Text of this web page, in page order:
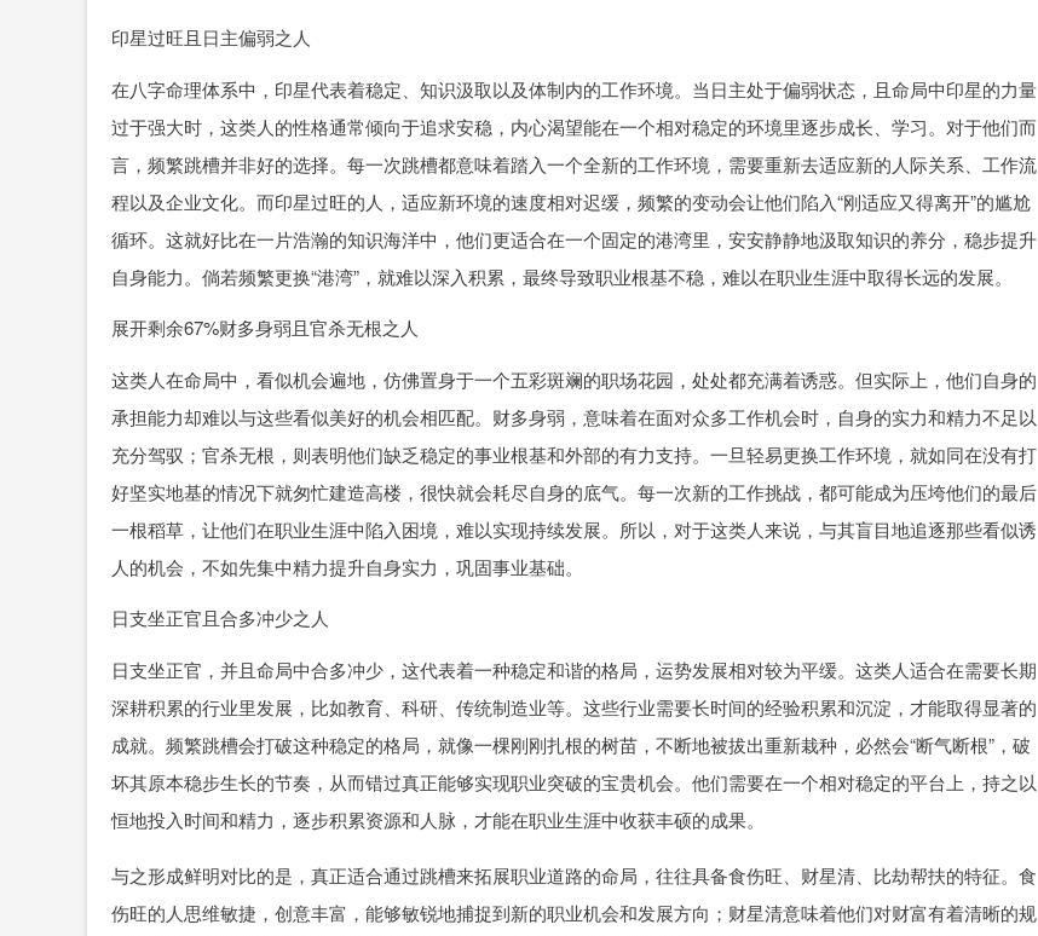
印星过旺且日主偏弱之人
在八字命理体系中，印星代表着稳定、知识汲取以及体制内的工作环境。当日主处于偏弱状态，且命局中印星的力量
过于强大时，这类人的性格通常倾向于追求安稳，内心渴望能在一个相对稳定的环境里逐步成长、学习。对于他们而
言，频繁跳槽并非好的选择。每一次跳槽都意味着踏入一个全新的工作环境，需要重新去适应新的人际关系、工作流
程以及企业文化。而印星过旺的人，适应新环境的速度相对迟缓，频繁的变动会让他们陷入“刚适应又得离开”的尴尬
循环。这就好比在一片浩瀚的知识海洋中，他们更适合在一个固定的港湾里，安安静静地汲取知识的养分，稳步提升
自身能力。倘若频繁更换“港湾”，就难以深入积累，最终导致职业根基不稳，难以在职业生涯中取得长远的发展。
展开剩余67%财多身弱且官杀无根之人
这类人在命局中，看似机会遍地，仿佛置身于一个五彩斑斓的职场花园，处处都充满着诱惑。但实际上，他们自身的
承担能力却难以与这些看似美好的机会相匹配。财多身弱，意味着在面对众多工作机会时，自身的实力和精力不足以
充分驾驭；官杀无根，则表明他们缺乏稳定的事业根基和外部的有力支持。一旦轻易更换工作环境，就如同在没有打
好坚实地基的情况下就匆忙建造高楼，很快就会耗尽自身的底气。每一次新的工作挑战，都可能成为压垮他们的最后
一根稻草，让他们在职业生涯中陷入困境，难以实现持续发展。所以，对于这类人来说，与其盲目地追逐那些看似诱
人的机会，不如先集中精力提升自身实力，巩固事业基础。
日支坐正官且合多冲少之人
日支坐正官，并且命局中合多冲少，这代表着一种稳定和谐的格局，运势发展相对较为平缓。这类人适合在需要长期
深耕积累的行业里发展，比如教育、科研、传统制造业等。这些行业需要长时间的经验积累和沉淀，才能取得显著的
成就。频繁跳槽会打破这种稳定的格局，就像一棵刚刚扎根的树苗，不断地被拔出重新栽种，必然会“断气断根”，破
坏其原本稳步生长的节奏，从而错过真正能够实现职业突破的宝贵机会。他们需要在一个相对稳定的平台上，持之以
恒地投入时间和精力，逐步积累资源和人脉，才能在职业生涯中收获丰硕的成果。
与之形成鲜明对比的是，真正适合通过跳槽来拓展职业道路的命局，往往具备食伤旺、财星清、比劫帮扶的特征。食
伤旺的人思维敏捷，创意丰富，能够敏锐地捕捉到新的职业机会和发展方向；财星清意味着他们对财富有着清晰的规